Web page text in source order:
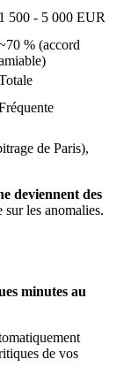
1 500 - 5 000 EUR
% (accord
de Paris),
deviennent des
sur les anomalies.
minutes au
de vos